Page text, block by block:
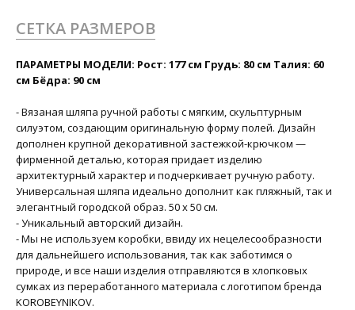
СЕТКА РАЗМЕРОВ
ПАРАМЕТРЫ МОДЕЛИ: Рост: 177 см Грудь: 80 см Талия: 60
см Бёдра: 90 см
- Вязаная шляпа ручной работы с мягким, скульптурным
силуэтом, создающим оригинальную форму полей. Дизайн
дополнен крупной декоративной застежкой-крючком —
фирменной деталью, которая придает изделию
архитектурный характер и подчеркивает ручную работу.
Универсальная шляпа идеально дополнит как пляжный, так и
элегантный городской образ. 50 х 50 см.
- Уникальный авторский дизайн.
- Мы не используем коробки, ввиду их нецелесообразности
для дальнейшего использования, так как заботимся о
природе, и все наши изделия отправляются в хлопковых
сумках из переработанного материала с логотипом бренда
KOROBEYNIKOV.